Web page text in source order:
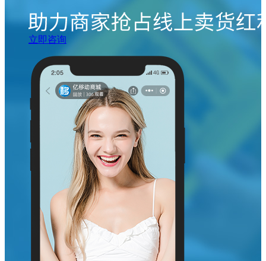
立即咨询